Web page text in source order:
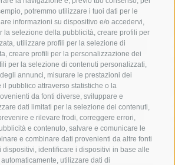
potremmo utilizzare i tuoi dati per le
informazioni su dispositivo e/o accedervi,
la selezione della pubblicità, creare profili per
utilizzare profili per la selezione di
creare profili per la personalizzazione dei
per la selezione di contenuti personalizzati,
annunci, misurare le prestazioni dei
pubblico attraverso statistiche o la
da fonti diverse, sviluppare e
dati limitati per la selezione dei contenuti,
e rilevare frodi, correggere errori,
e contenuto, salvare e comunicare le
e combinare dati provenienti da altre fonti
identificare i dispositivi in base alle
utilizzare dati di
anas
di punta campanella
arresto
di porto capri
carabinieri
circumvesuviana
concerto
contagi
covid-19 eav
elezioni
gori guardia costiera
incidente
mare
massa lubrense
Meta napoli
ordinanza